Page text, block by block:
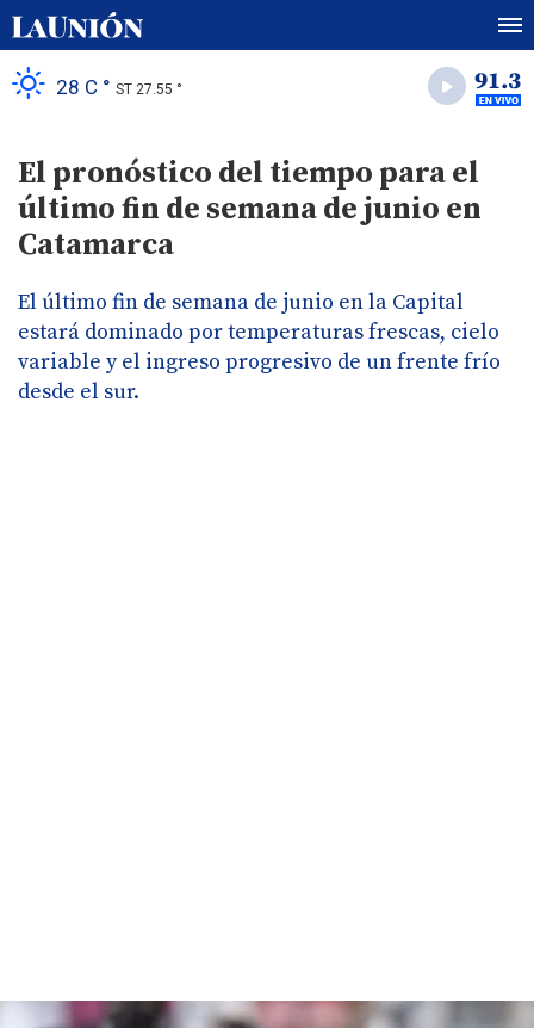
28 C ° ST 27.55 °
El pronóstico del tiempo para el
último fin de semana de junio en
Catamarca
El último fin de semana de junio en la Capital
estará dominado por temperaturas frescas, cielo
variable y el ingreso progresivo de un frente frío
desde el sur.